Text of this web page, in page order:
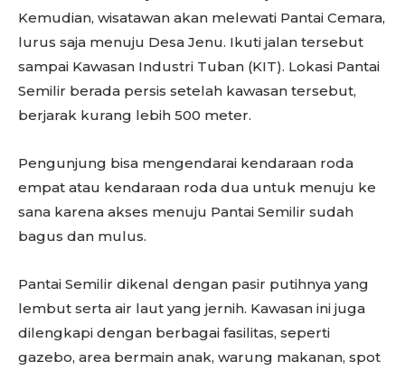
Kemudian, wisatawan akan melewati Pantai Cemara,
lurus saja menuju Desa Jenu. Ikuti jalan tersebut
sampai Kawasan Industri Tuban (KIT). Lokasi Pantai
Semilir berada persis setelah kawasan tersebut,
berjarak kurang lebih 500 meter.
Pengunjung bisa mengendarai kendaraan roda
empat atau kendaraan roda dua untuk menuju ke
sana karena akses menuju Pantai Semilir sudah
bagus dan mulus.
Pantai Semilir dikenal dengan pasir putihnya yang
lembut serta air laut yang jernih. Kawasan ini juga
dilengkapi dengan berbagai fasilitas, seperti
gazebo, area bermain anak, warung makanan, spot